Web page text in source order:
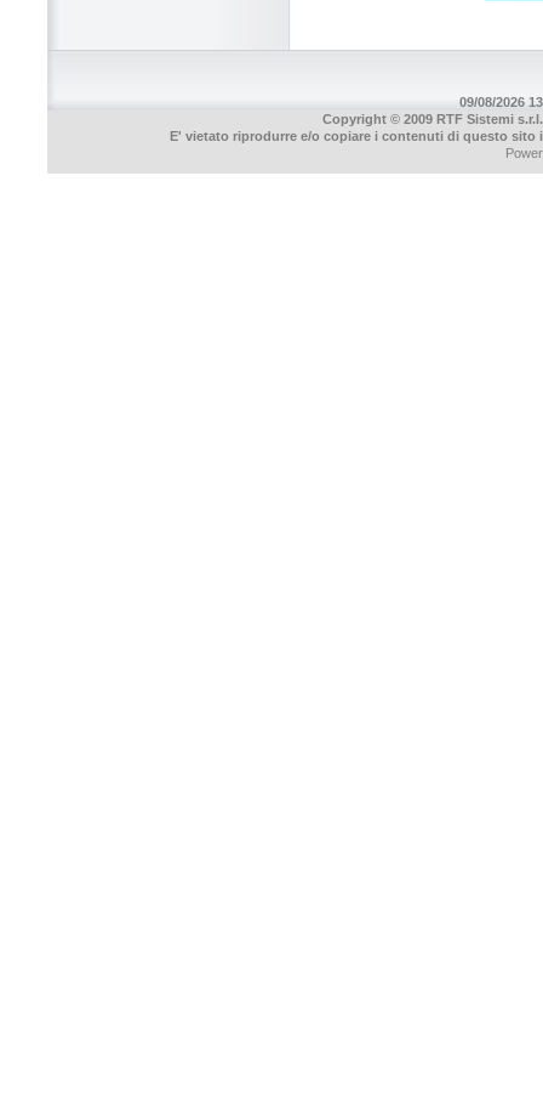
09/08/2026
Copyright © 2009 RTF Sistemi
E' vietato riprodurre e/o copiare i contenuti di questo